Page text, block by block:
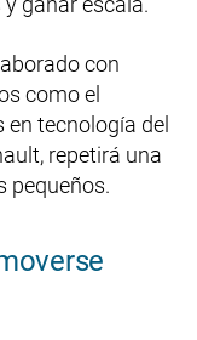
con
como el
en tecnología del
repetirá una
pequeños.